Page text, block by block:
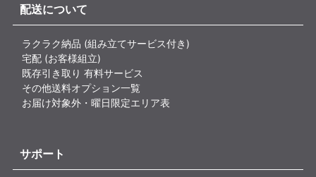
配送について
ラクラク納品 (組み立てサービス付き)
宅配 (お客様組立)
既存引き取り 有料サービス
その他送料オプション一覧
お届け対象外・曜日限定エリア表
サポート